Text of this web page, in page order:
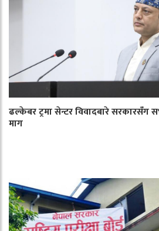
ढल्केबर ट्रमा सेन्टर विवादबारे
माग